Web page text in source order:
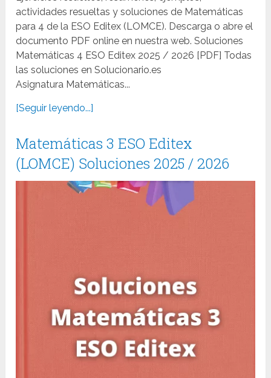
actividades resueltas y soluciones de Matemáticas
para 4 de la ESO Editex (LOMCE). Descarga o abre el
documento PDF online en nuestra web. Soluciones
Matemáticas 4 ESO Editex 2025 / 2026 [PDF] Todas
las soluciones en Solucionario.es
Asignatura Matemáticas...
[Seguir leyendo...]
Matemáticas 3 ESO Editex
(LOMCE) Soluciones 2025 / 2026